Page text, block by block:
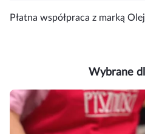
Płatna współpraca z marką
Wybrane